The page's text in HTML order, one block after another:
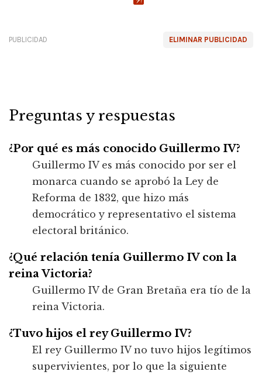
ELIMINAR PUBLICIDAD
PUBLICIDAD
Preguntas y respuestas
¿Por qué es más conocido Guillermo IV?
Guillermo IV es más conocido por ser el
monarca cuando se aprobó la Ley de
Reforma de 1832, que hizo más
democrático y representativo el sistema
electoral británico.
¿Qué relación tenía Guillermo IV con la
reina Victoria?
Guillermo IV de Gran Bretaña era tío de la
reina Victoria.
¿Tuvo hijos el rey Guillermo IV?
El rey Guillermo IV no tuvo hijos legítimos
supervivientes, por lo que la siguiente